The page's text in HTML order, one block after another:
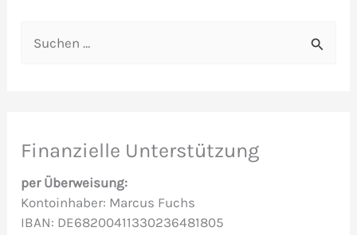
e
n
a
Finanzielle Unterstützung
per Überweisung:
Kontoinhaber: Marcus Fuchs
IBAN: DE68200411330236481805